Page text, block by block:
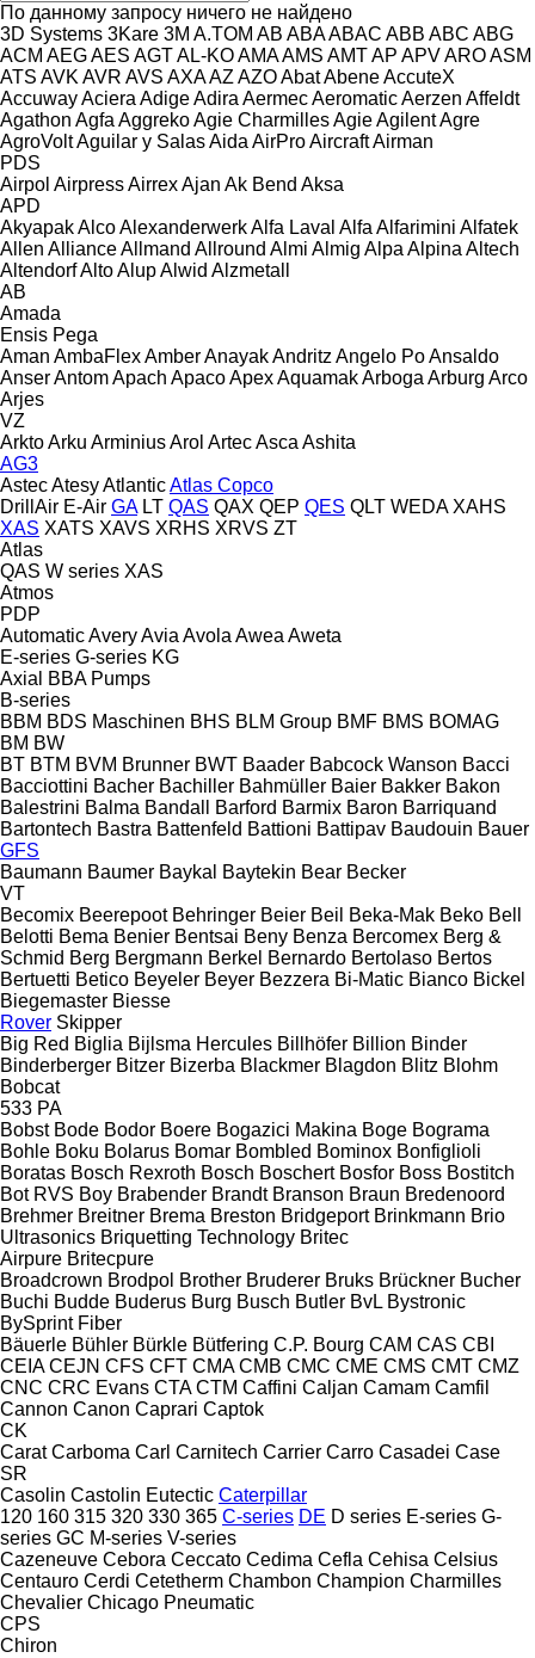
По данному запросу ничего не найдено
3D Systems 3Kare 3M A.TOM AB ABAABAC ABB ABC ABG
ACM AEGAES AGTAL-KOAMAAMS AMTAP APVAROASM
ATS AVK AVR AVS AXAAZ AZOAbatAbeneAccuteX
AccuwayAciera AdigeAdira AermecAeromaticAerzen Affeldt
Agathon Agfa AggrekoAgie CharmillesAgieAgilentAgre
AgroVoltAguilar y SalasAida AirProAircraftAirman
PDS
Airpol AirpressAirrexAjan Ak Bend Aksa
APD
AkyapakAlcoAlexanderwerkAlfa Laval Alfa Alfarimini Alfatek
Allen AllianceAllmand Allround Almi Almig Alpa Alpina Altech
AltendorfAltoAlupAlwid Alzmetall
AB
Amada
Ensis Pega
Aman AmbaFlexAmberAnayakAndritz Angelo PoAnsaldo
AnserAntomApach ApacoApexAquamakArboga Arburg Arco
Arjes
VZ
ArktoArku ArminiusArol ArtecAsca Ashita
AG3
AstecAtesyAtlanticAtlas Copco
DrillAir E-Air GA LT QAS QAX QEP QES QLT WEDA XAHS
XAS XATS XAVS XRHS XRVS ZT
Atlas
QAS W series XAS
Atmos
PDP
AutomaticAveryAvia Avola Awea Aweta
E-series G-series KG
Axial
BBA Pumps
B-series
BBM BDS Maschinen BHS BLM Group BMF BMS BOMAG
BM BW
BT BTM BVM Brunner BWT Baader Babcock Wanson Bacci
Bacciottini Bacher Bachiller Bahmüller Baier Bakker Bakon
Balestrini Balma Bandall Barford Barmix Baron Barriquand
Bartontech Bastra Battenfeld Battioni Battipav Baudouin Bauer
GFS
Baumann Baumer Baykal Baytekin Bear Becker
VT
Becomix Beerepoot Behringer Beier Beil Beka-Mak Beko Bell
Belotti Bema Benier Bentsai Beny Benza Bercomex Berg &
Schmid Berg Bergmann Berkel Bernardo Bertolaso Bertos
Bertuetti Betico Beyeler Beyer Bezzera Bi-Matic Bianco Bickel
Biegemaster Biesse
Rover Skipper
Big Red Biglia Bijlsma Hercules Billhöfer Billion Binder
Binderberger Bitzer Bizerba Blackmer Blagdon Blitz Blohm
Bobcat
533 PA
Bobst Bode Bodor Boere Bogazici Makina Boge Bograma
Bohle Boku Bolarus Bomar Bombled Bominox Bonfiglioli
Boratas Bosch Rexroth Bosch Boschert Bosfor Boss Bostitch
Bot RVS Boy Brabender Brandt Branson Braun Bredenoord
Brehmer Breitner Brema Breston Bridgeport Brinkmann Brio
Ultrasonics Briquetting Technology Britec
Airpure Britecpure
Broadcrown Brodpol Brother Bruderer Bruks Brückner Bucher
Buchi Budde Buderus Burg Busch Butler BvL Bystronic
BySprint Fiber
Bäuerle Bühler Bürkle Bütfering C.P. Bourg CAM CAS CBI
CEIA CEJN CFS CFT CMA CMB CMC CME CMS CMT CMZ
CNC CRC Evans CTA CTM Caffini Caljan Camam Camfil
Cannon Canon Caprari Captok
CK
Carat Carboma Carl Carnitech Carrier Carro Casadei Case
SR
Casolin Castolin Eutectic Caterpillar
120 160 315 320 330 365 C-series DE D series E-series G-
series GC M-series V-series
Cazeneuve Cebora Ceccato Cedima Cefla Cehisa Celsius
Centauro Cerdi Cetetherm Chambon Champion Charmilles
Chevalier Chicago Pneumatic
CPS
Chiron